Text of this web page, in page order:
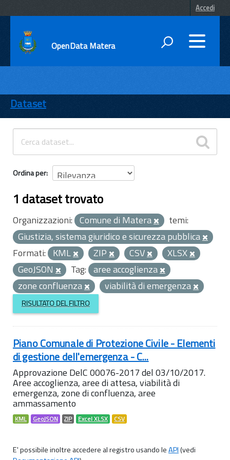
Accedi
OpenData Matera
ENTI
TEMI
INFORMAZIONI
Dataset
Ordina per
1 dataset trovato
Organizzazioni: Comune di Matera
temi:
Giustizia, sistema giuridico e sicurezza pubblica
Formati: KML ZIP CSV
XLSX
GeoJSON
Tag: aree accoglienza
zone confluenza
viabilità di emergenza
RISULTATO DEL FILTRO
Piano Comunale di Protezione Civile - Elementi
di gestione dell'emergenza - C...
Approvazione DelC 00076-2017 del 03/10/2017.
Aree accoglienza, aree di attesa, viabilità di
emergenza, zone di confluenza, aree
ammassamento
KML GeoJSON ZIP Excel XLSX CSV
E' possibile inoltre accedere al registro usando leAPI(vedi